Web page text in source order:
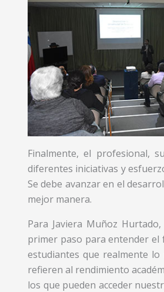
Finalmente, el profesional,
diferentes iniciativas y
Se debe avanzar en el
mejor manera.
Para Javiera Muñoz
primer paso para entender el
estudiantes que realmente lo
refieren al rendimiento
los que pueden acceder